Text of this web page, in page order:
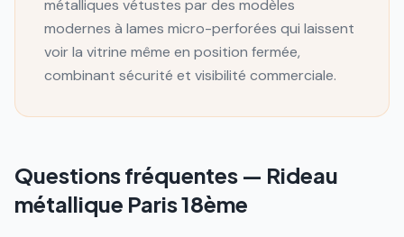
métalliques vétustes par des modèles
modernes à lames micro-perforées qui laissent
voir la vitrine même en position fermée,
combinant sécurité et visibilité commerciale.
Questions fréquentes — Rideau
métallique Paris 18ème